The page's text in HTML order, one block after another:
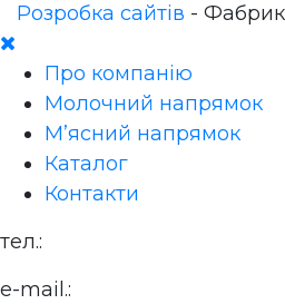
Розробка сайтів -
Про компанію
Молочний напрямок
М’ясний напрямок
Каталог
Контакти
тел.:
e-mail.: